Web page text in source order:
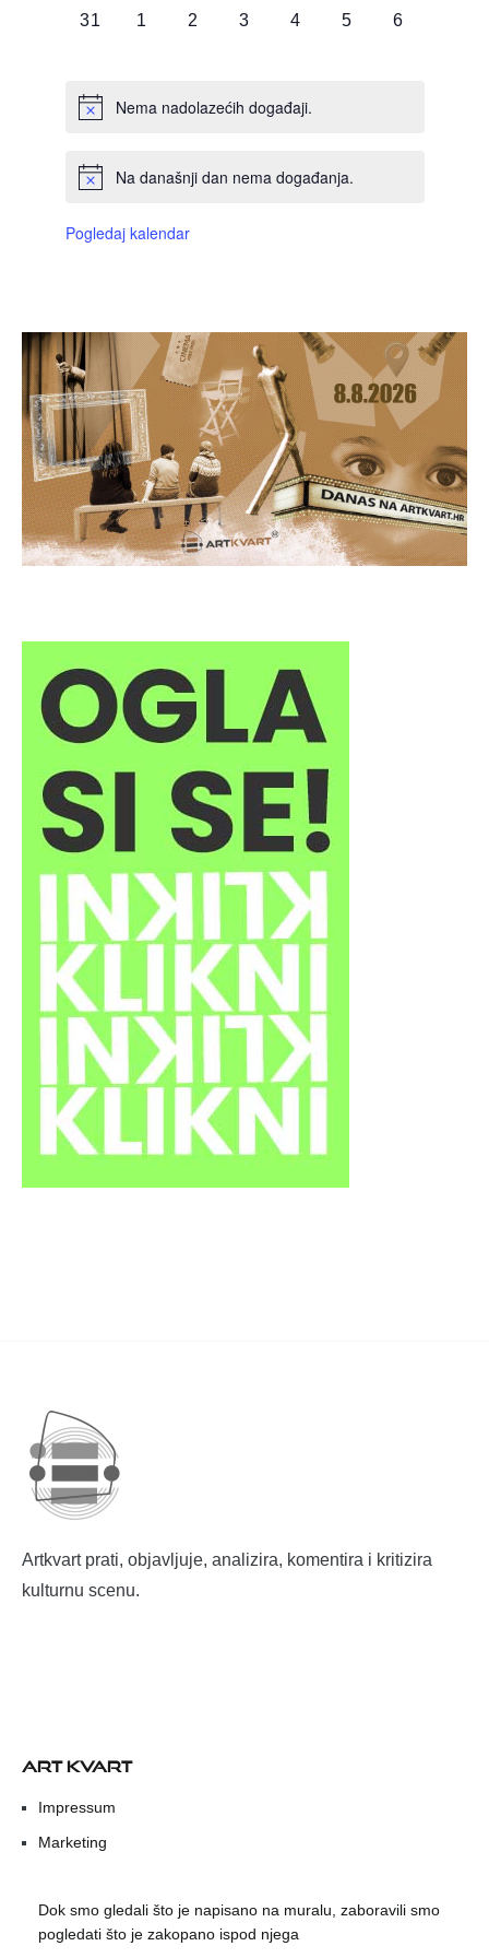
0
31
0
1
0
2
0
3
0
4
0
5
0
6
Nema nadolazećih događaji.
Na današnji dan nema događanja.
Pogledaj kalendar
Artkvart prati, objavljuje, analizira, komentira i kritizira
kulturnu scenu.
ART KVART
Impressum
Marketing
Dok smo gledali što je napisano na muralu, zaboravili smo
pogledati što je zakopano ispod njega